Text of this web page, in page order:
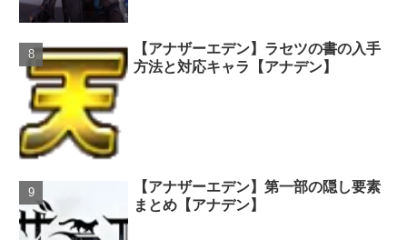
【アナザーエデン】ラセツの書の入手
方法と対応キャラ【アナデン】
【アナザーエデン】第一部の隠し要素
まとめ【アナデン】